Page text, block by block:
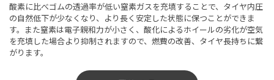
酸素に比べゴムの透過率が低い窒素ガスを充填することで、タイヤ内圧
の自然低下が少なくなり、より長く安定した状態に保つことができま
す。また窒素は電子親和力が小さく、酸化によるホイールの劣化が空気
を充填した場合より抑制されますので、燃費の改善、タイヤ長持ちに繋
がります。